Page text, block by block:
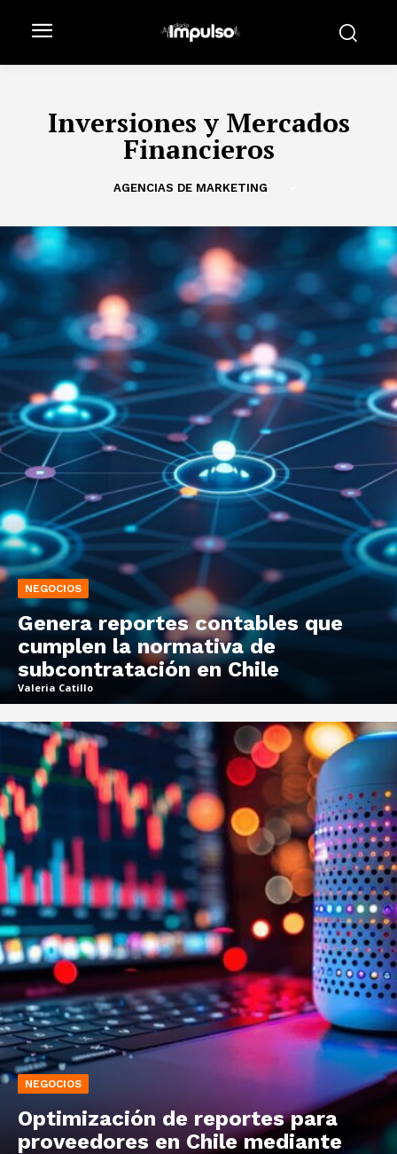
Inversiones y Mercados
Financieros
AGENCIAS DE MARKETING
NEGOCIOS
Genera reportes contables que
cumplen la normativa de
subcontratación en Chile
Valeria Catillo
NEGOCIOS
Optimización de reportes para
proveedores en Chile mediante